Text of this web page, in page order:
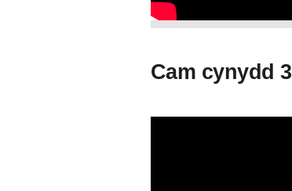
Cam cynydd 3